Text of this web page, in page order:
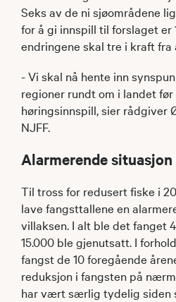
Seks av de ni sjøområdene
for å gi innspill til forslaget er
endringene skal tre i kraft fra
- Vi skal nå hente inn
regioner rundt om i landet
høringsinnspill, sier rådgiver
NJFF.
Alarmerende situasjon
Til tross for redusert fiske i
lave fangsttallene en
villaksen. I alt ble det fanget
15.000 ble gjenutsatt. I
fangst de 10 foregående
reduksjon i fangsten på
har vært særlig tydelig siden